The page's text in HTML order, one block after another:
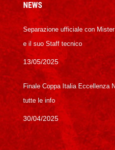
NEWS
Separazione ufficiale con
e il suo Staff tecnico
13/05/2025
Finale Coppa Italia Eccellenza
tutte le info
30/04/2025